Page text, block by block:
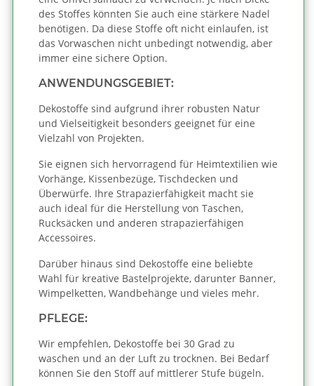
des Stoffes könnten Sie auch eine stärkere Nadel
benötigen. Da diese Stoffe oft nicht einlaufen, ist
das Vorwaschen nicht unbedingt notwendig, aber
immer eine sichere Option.
ANWENDUNGSGEBIET:
Dekostoffe sind aufgrund ihrer robusten Natur
und Vielseitigkeit besonders geeignet für eine
Vielzahl von Projekten.
Sie eignen sich hervorragend für Heimtextilien wie
Vorhänge, Kissenbezüge, Tischdecken und
Überwürfe. Ihre Strapazierfähigkeit macht sie
auch ideal für die Herstellung von Taschen,
Rucksäcken und anderen strapazierfähigen
Accessoires.
Darüber hinaus sind Dekostoffe eine beliebte
Wahl für kreative Bastelprojekte, darunter Banner,
Wimpelketten, Wandbehänge und vieles mehr.
PFLEGE:
Wir empfehlen, Dekostoffe bei 30 Grad zu
waschen und an der Luft zu trocknen. Bei Bedarf
können Sie den Stoff auf mittlerer Stufe bügeln.